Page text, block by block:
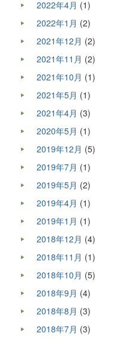
2022年4月 (1)
2022年1月 (2)
2021年12月 (2)
2021年11月 (2)
2021年10月 (1)
2021年5月 (1)
2021年4月 (3)
2020年5月 (1)
2019年12月 (5)
2019年7月 (1)
2019年5月 (2)
2019年4月 (1)
2019年1月 (1)
2018年12月 (4)
2018年11月 (1)
2018年10月 (5)
2018年9月 (4)
2018年8月 (3)
2018年7月 (3)